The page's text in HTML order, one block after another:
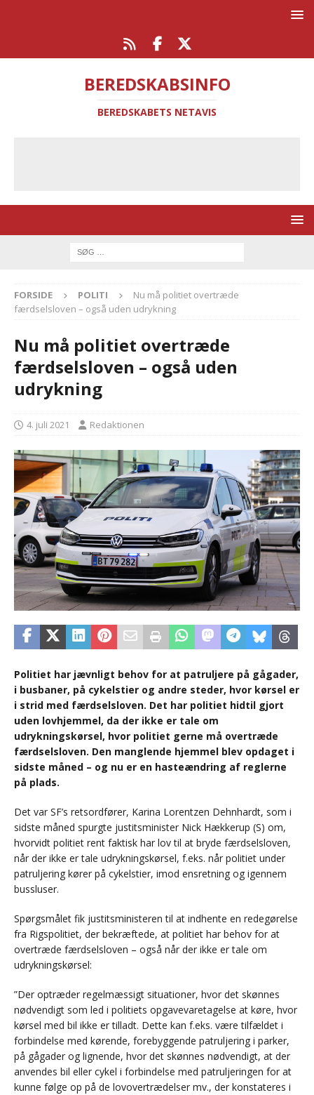
BEREDSKABSINFO
BEREDSKABETS NETAVIS
FORSIDE POLITI
Nu må politiet overtræde
færdselsloven – også uden udrykning
Nu må politiet overtræde
færdselsloven – også uden
udrykning
4. juli 2021 Redaktionen
Politiet har jævnligt behov for at patruljere på gågader,
i busbaner, på cykelstier og andre steder, hvor kørsel er
i strid med færdselsloven. Det har politiet hidtil gjort
uden lovhjemmel, da der ikke er tale om
udrykningskørsel, hvor politiet gerne må overtræde
færdselsloven. Den manglende hjemmel blev opdaget i
sidste måned – og nu er en hasteændring af reglerne
på plads.
Det var SF’s retsordfører, Karina Lorentzen Dehnhardt, som i
sidste måned spurgte justitsminister Nick Hækkerup (S) om,
hvorvidt politiet rent faktisk har lov til at bryde færdselsloven,
når der ikke er tale udrykningskørsel, f.eks. når politiet under
patruljering kører på cykelstier, imod ensretning og igennem
bussluser.
Spørgsmålet fik justitsministeren til at indhente en redegørelse
fra Rigspolitiet, der bekræftede, at politiet har behov for at
overtræde færdselsloven – også når der ikke er tale om
udrykningskørsel:
”Der optræder regelmæssigt situationer, hvor det skønnes
nødvendigt som led i politiets opgavevaretagelse at køre, hvor
kørsel med bil ikke er tilladt. Dette kan f.eks. være tilfældet i
forbindelse med kørende, forebyggende patruljering i parker,
på gågader og lignende, hvor det skønnes nødvendigt, at der
anvendes bil eller cykel i forbindelse med patruljeringen for at
kunne følge op på de lovovertrædelser mv., der konstateres i